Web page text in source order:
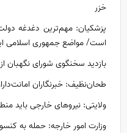
خزر
پزشکیان: مهم‌ترین دغدغه
است/ مواضع جمهوری اسلامی
بازدید سخنگوی شورای نگهبان
طحان‌نظیف: خبرنگاران
ولایتی: نیروهای خارجی باید
وزارت امور خارجه: حمله به